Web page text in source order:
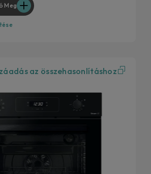
Meg
az összehasonlításhoz